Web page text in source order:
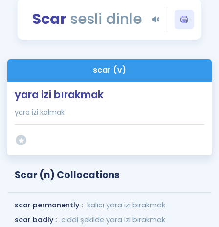
Blog
İngilizce Gramer
Scarsesli dinle
scar (v)
yara izi bırakmak
yara izi kalmak
Scar (n) Collocations
scar permanently : kalıcı yara izi bırakmak
scar badly : ciddi şekilde yara izi bırakmak